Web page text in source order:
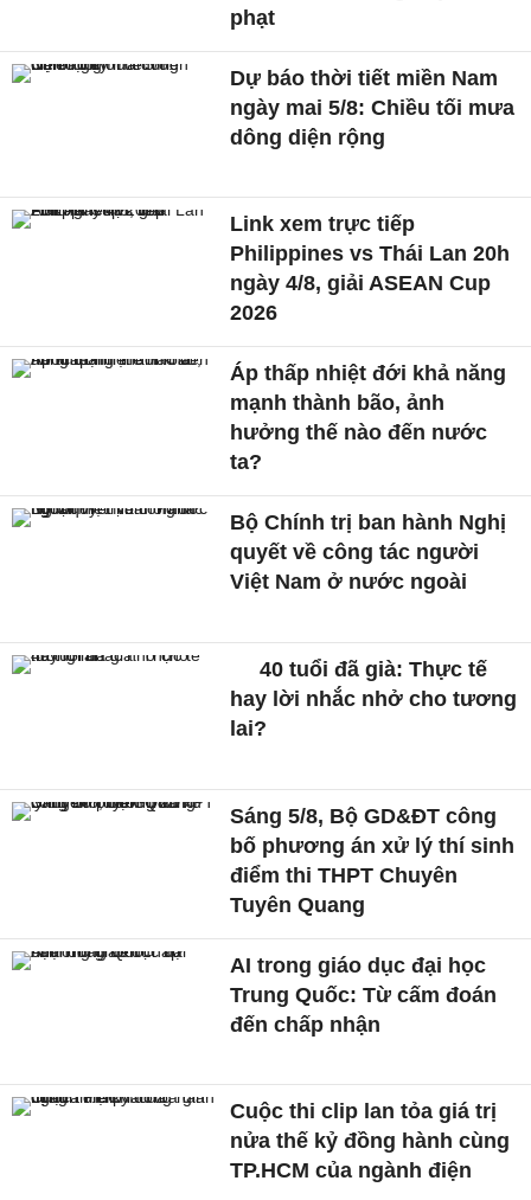
phạt
Dự báo thời tiết miền Nam
ngày mai 5/8: Chiều tối mưa
dông diện rộng
Link xem trực tiếp
Philippines vs Thái Lan 20h
ngày 4/8, giải ASEAN Cup
2026
Áp thấp nhiệt đới khả năng
mạnh thành bão, ảnh
hưởng thế nào đến nước
ta?
Bộ Chính trị ban hành Nghị
quyết về công tác người
Việt Nam ở nước ngoài
40 tuổi đã già: Thực tế
hay lời nhắc nhở cho tương
lai?
Sáng 5/8, Bộ GD&ĐT công
bố phương án xử lý thí sinh
điểm thi THPT Chuyên
Tuyên Quang
AI trong giáo dục đại học
Trung Quốc: Từ cấm đoán
đến chấp nhận
Cuộc thi clip lan tỏa giá trị
nửa thế kỷ đồng hành cùng
TP.HCM của ngành điện